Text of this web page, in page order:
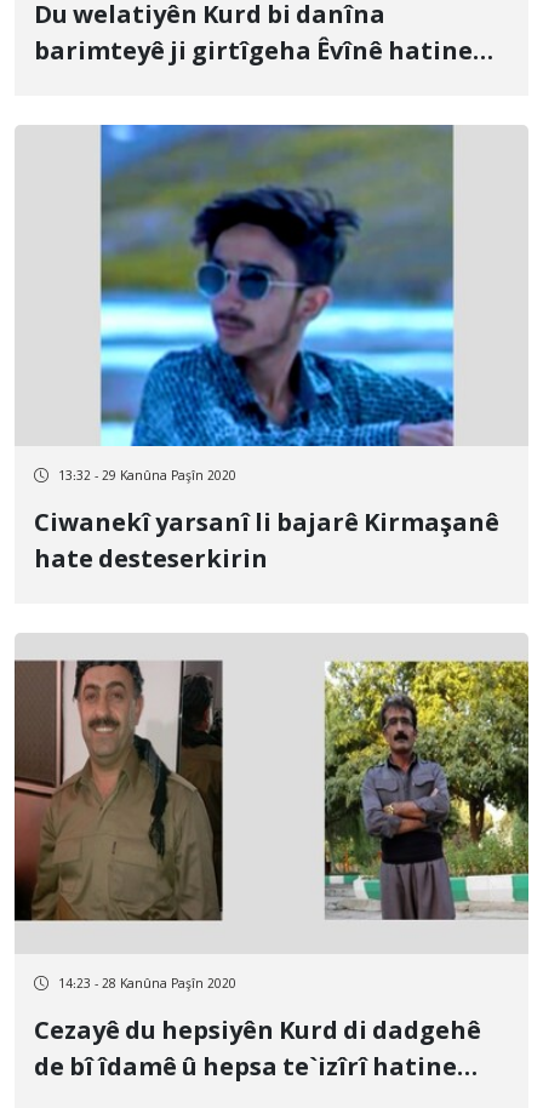
Du welatiyên Kurd bi danîna
barimteyê ji girtîgeha Êvînê hatine
13:32 - 29 Kanûna Paşîn 2020
Ciwanekî yarsanî li bajarê Kirmaşanê
hate desteserkirin
14:23 - 28 Kanûna Paşîn 2020
Cezayê du hepsiyên Kurd di dadgehê
de bî îdamê û hepsa te`izîrî hatine